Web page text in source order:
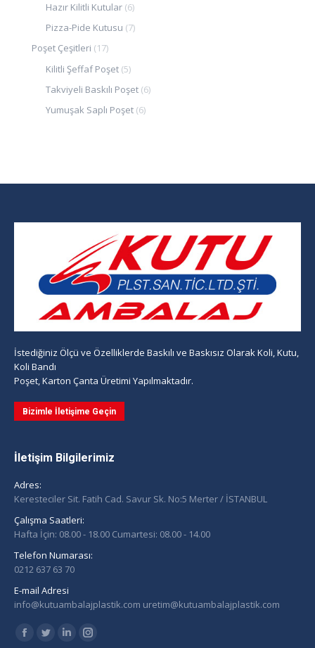
Hazır Kilitli Kutular (6)
Pizza-Pide Kutusu (7)
Poşet Çeşitleri (17)
Kilitli Şeffaf Poşet (5)
Takviyeli Baskılı Poşet (6)
Yumuşak Saplı Poşet (6)
İstediğiniz Ölçü ve Özelliklerde Baskılı ve Baskısız Olarak Koli, Kutu,
Koli Bandı
Poşet, Karton Çanta Üretimi Yapılmaktadır.
Bizimle İletişime Geçin
İletişim Bilgilerimiz
Adres:
Keresteciler Sit. Fatih Cad. Savur Sk. No:5 Merter / İSTANBUL
Çalışma Saatleri:
Hafta İçin: 08.00 - 18.00 Cumartesi: 08.00 - 14.00
Telefon Numarası:
0212 637 63 70
E-mail Adresi
info@kutuambalajplastik.com uretim@kutuambalajplastik.com
Find us on:
Facebook
Twitter LinkedinInstagram